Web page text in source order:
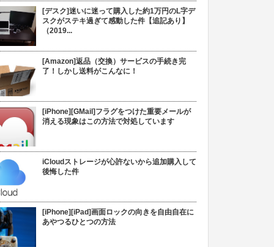
[デスク]迷いに迷って購入した約1万円のL字デ
スクがステキ過ぎて感動した件【追記あり】
（2019...
[Amazon]返品（交換）サービスの手続き完
了！しかし送料がこんなに！
[iPhone][GMail]フラグをつけた重要メールが
消える現象はこの方法で対処しています
iCloudストレージが心許ないから追加購入して
後悔した件
[iPhone][iPad]画面ロックの向きを自由自在に
あやつるひとつの方法